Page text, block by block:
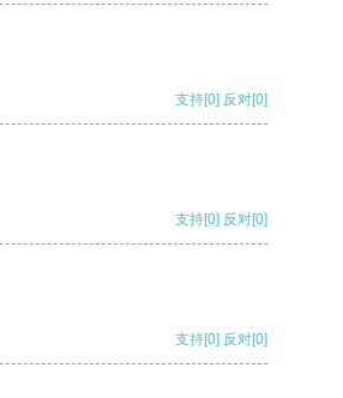
支持[0] 反对[0]
支持[0] 反对[0]
支持[0] 反对[0]